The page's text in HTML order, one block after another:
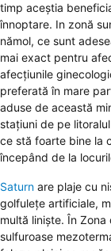
timp aceștia
înnoptare. In zonă
nămol, ce sunt
mai exact pentru
afecțiunile
preferată în mare
aduse de această
stațiuni de pe
ce stă foarte bine la
începând de la
Saturn are plaje cu
golfulețe artificiale,
multă liniște. În
sulfuroase